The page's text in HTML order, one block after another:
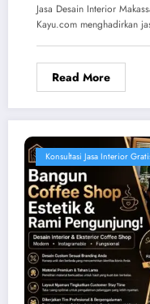
Jasa Desain Interior
Kayu.com menghadirkan
Read More
Konsultasi Jasa Interior